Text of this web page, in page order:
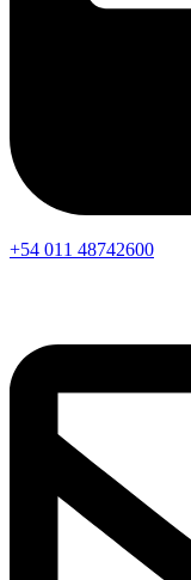
+54 011 48742600​